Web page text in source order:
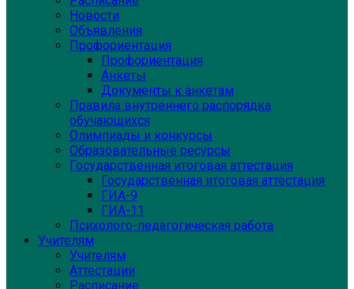
Новости
Объявления
Профориентация
Профориентация
Анкеты
Документы к анкетам
Правила внутреннего распорядка
обучающихся
Олимпиады и конкурсы
Образовательные ресурсы
Государственная итоговая аттестация
Государственная итоговая аттестация
ГИА-9
ГИА-11
Психолого-педагогическая работа
Учителям
Учителям
Аттестации
Расписание